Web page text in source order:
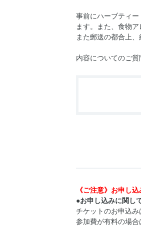
事前にハーブティ
ます。また、食物
また郵送の都合上
内容についてのご
《ご注意》お申し
●お申し込みに関し
チケットのお申込み
参加費が有料の場合